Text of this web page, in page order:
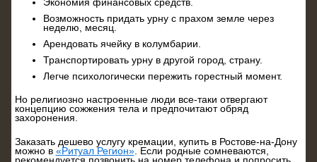
Экономия финансовых средств.
Возможность придать урну с прахом земле через
неделю, месяц.
Арендовать ячейку в колумбарии.
Транспортировать урну в другой город, страну.
Легче психологически пережить горестный момент.
Но религиозно настроенные люди все-таки отвергают
концепцию сожжения тела и предпочитают обряд
захоронения.
Заказать дешево услугу кремации, купить в Ростове-на-Дону
можно в «Ритуал Регион». Если родные сомневаются,